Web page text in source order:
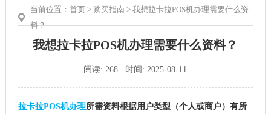
当前位置： 首页> 购买指南> 我想拉卡拉POS机办理需要什么资
料？
我想拉卡拉POS机办理需要什么资料？
阅读: 268 时间: 2025-08-11
拉卡拉POS机办理所需资料根据用户类型（个人或商户）有所